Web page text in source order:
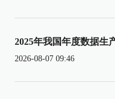
2025年我国年度数据生
2026-08-07 09:46